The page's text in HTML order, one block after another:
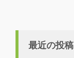
最近の投稿